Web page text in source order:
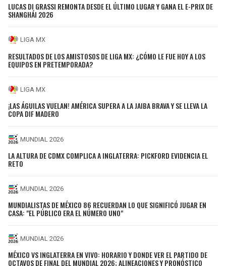
LUCAS DI GRASSI REMONTA DESDE EL ÚLTIMO LUGAR Y GANA EL E-PRIX DE
SHANGHÁI 2026
LIGA MX
RESULTADOS DE LOS AMISTOSOS DE LIGA MX: ¿CÓMO LE FUE HOY A LOS
EQUIPOS EN PRETEMPORADA?
LIGA MX
¡LAS ÁGUILAS VUELAN! AMÉRICA SUPERA A LA JAIBA BRAVA Y SE LLEVA LA
COPA DIF MADERO
MUNDIAL 2026
LA ALTURA DE CDMX COMPLICA A INGLATERRA: PICKFORD EVIDENCIA EL
RETO
MUNDIAL 2026
MUNDIALISTAS DE MÉXICO 86 RECUERDAN LO QUE SIGNIFICÓ JUGAR EN
CASA: "EL PÚBLICO ERA EL NÚMERO UNO"
MUNDIAL 2026
MÉXICO VS INGLATERRA EN VIVO: HORARIO Y DONDE VER EL PARTIDO DE
OCTAVOS DE FINAL DEL MUNDIAL 2026; ALINEACIONES Y PRONÓSTICO